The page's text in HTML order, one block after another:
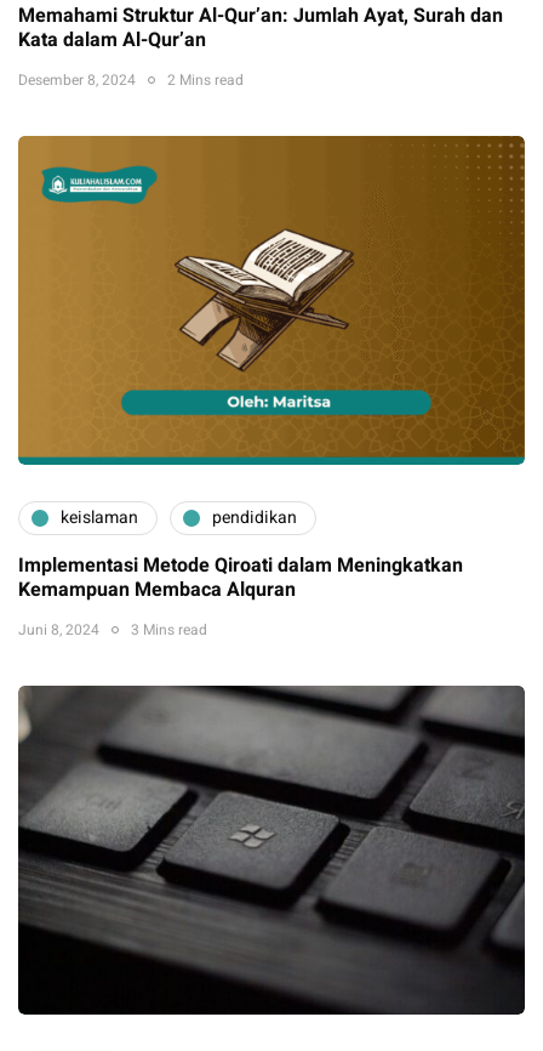
Memahami Struktur Al-Qur’an: Jumlah Ayat, Surah dan
Kata dalam Al-Qur’an
Desember 8, 2024 2 Mins read
keislaman pendidikan
Implementasi Metode Qiroati dalam Meningkatkan
Kemampuan Membaca Alquran
Juni 8, 2024 3 Mins read